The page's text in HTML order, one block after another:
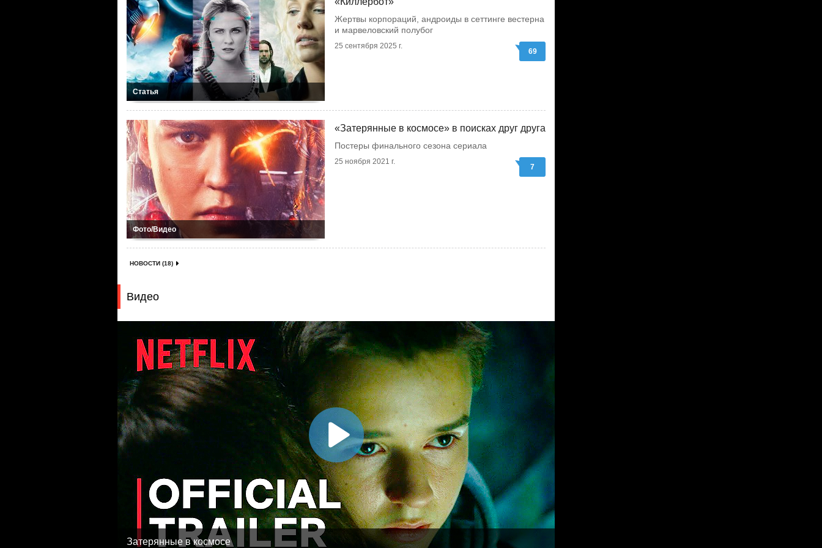
Статья
Жертвы корпораций, андроиды в сеттинге вестерна
и марвеловский полубог
25 сентября 2025 г.
69
Фото/Видео
«Затерянные в космосе» в поисках друг друга
Постеры финального сезона сериала
25 ноября 2021 г.
7
НОВОСТИ (18)
Видео
Затерянные в космосе